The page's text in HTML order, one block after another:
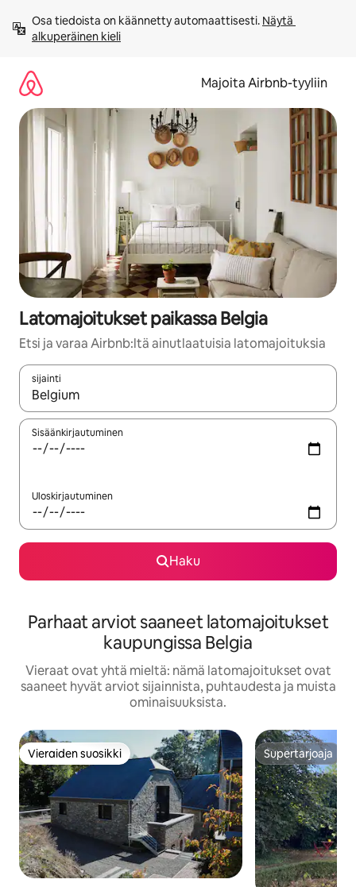
sisältö
väliin
Osa tiedoista on käännetty automaattisesti. Näytä
alkuperäinen kieli
Majoita Airbnb-tyyliin
Latomajoitukset paikassa Belgia
Etsi ja varaa Airbnb:ltä ainutlaatuisia latomajoituksia
sijainti
Kun tulokset ovat saatavilla, navigoi ylös- ja alas-
Sisäänkirjautuminen
Uloskirjautuminen
Haku
Parhaat arviot saaneet latomajoitukset
kaupungissa Belgia
Vieraat ovat yhtä mieltä: nämä latomajoitukset ovat
saaneet hyvät arviot sijainnista, puhtaudesta ja muista
ominaisuuksista.
Vieraiden suosikki
Vieraiden suosikki Supertarjoaja
Supertarjoaja